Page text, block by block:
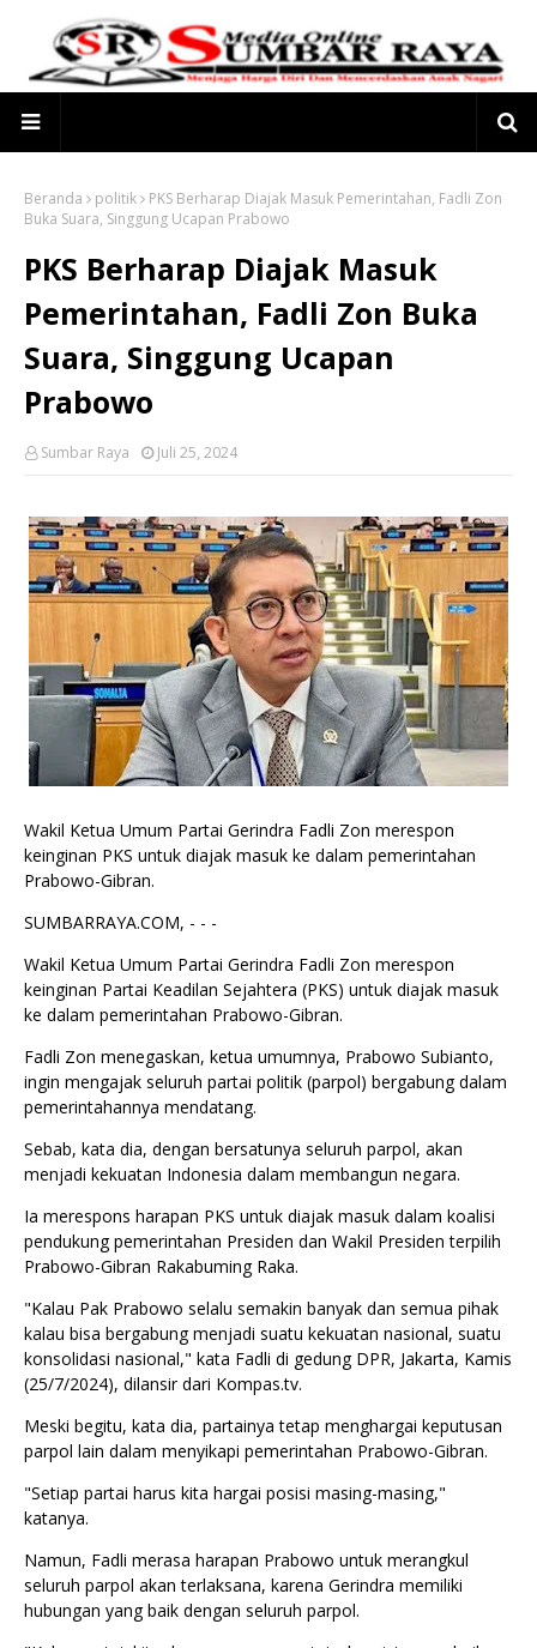
Beranda politik
PKS Berharap Diajak Masuk Pemerintahan, Fadli Zon
Buka Suara, Singgung Ucapan Prabowo
PKS Berharap Diajak Masuk
Pemerintahan, Fadli Zon Buka
Suara, Singgung Ucapan
Prabowo
Sumbar Raya Juli 25, 2024
Wakil Ketua Umum Partai Gerindra Fadli Zon merespon
keinginan PKS untuk diajak masuk ke dalam pemerintahan
Prabowo-Gibran.
SUMBARRAYA.COM, - - -
Wakil Ketua Umum Partai Gerindra Fadli Zon merespon
keinginan Partai Keadilan Sejahtera (PKS) untuk diajak masuk
ke dalam pemerintahan Prabowo-Gibran.
Fadli Zon menegaskan, ketua umumnya, Prabowo Subianto,
ingin mengajak seluruh partai politik (parpol) bergabung dalam
pemerintahannya mendatang.
Sebab, kata dia, dengan bersatunya seluruh parpol, akan
menjadi kekuatan Indonesia dalam membangun negara.
Ia merespons harapan PKS untuk diajak masuk dalam koalisi
pendukung pemerintahan Presiden dan Wakil Presiden terpilih
Prabowo-Gibran Rakabuming Raka.
"Kalau Pak Prabowo selalu semakin banyak dan semua pihak
kalau bisa bergabung menjadi suatu kekuatan nasional, suatu
konsolidasi nasional," kata Fadli di gedung DPR, Jakarta, Kamis
(25/7/2024), dilansir dari Kompas.tv.
Meski begitu, kata dia, partainya tetap menghargai keputusan
parpol lain dalam menyikapi pemerintahan Prabowo-Gibran.
"Setiap partai harus kita hargai posisi masing-masing,"
katanya.
Namun, Fadli merasa harapan Prabowo untuk merangkul
seluruh parpol akan terlaksana, karena Gerindra memiliki
hubungan yang baik dengan seluruh parpol.